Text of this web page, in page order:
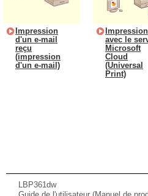
Impression
d'un e-mail
reçu
(impression
d'un e-mail)
Impression
avec le
Microsoft
Cloud
(Universal
Print)
LBP361dw